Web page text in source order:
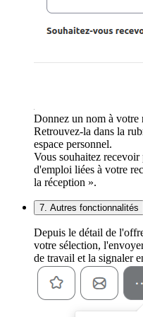
Donnez un nom à votre
Retrouvez-la dans la
espace personnel.
Vous souhaitez
d'emploi liées à votre
la réception ».
7. Autres fonctionnalités
Depuis le détail de
votre sélection,
de travail et la signaler